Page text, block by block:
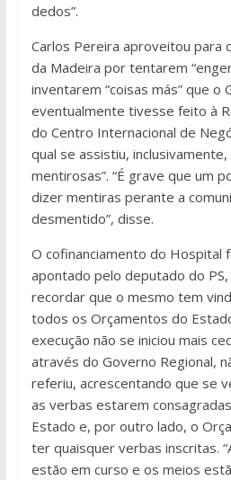
dedos”.
Carlos Pereira aproveitou para
da Madeira por tentarem
inventarem “coisas más” que o
eventualmente tivesse feito à
do Centro Internacional de
qual se assistiu, inclusivamente,
mentirosas”. “É grave que um
dizer mentiras perante a
desmentido”, disse.
O cofinanciamento do Hospital
apontado pelo deputado do
recordar que o mesmo tem
todos os Orçamentos do
execução não se iniciou mais
através do Governo Regional,
referiu, acrescentando que se
as verbas estarem
Estado e, por outro lado, o
ter quaisquer verbas inscritas.
estão em curso e os meios